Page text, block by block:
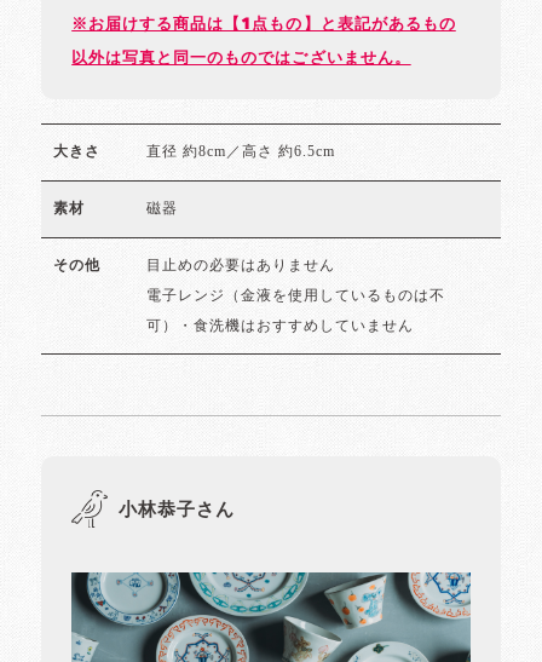
※お届けする商品は【1点もの】と表記があるもの
以外は写真と同一のものではございません。
大きさ 直径 約8cm／高さ 約6.5cm
素材 磁器
その他 目止めの必要はありません
電子レンジ（金液を使用しているものは不
可）・食洗機はおすすめしていません
小林恭子さん